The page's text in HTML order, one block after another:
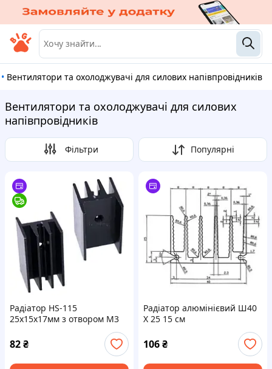
• Вентилятори та охолоджувачі для силових напівпровідників
Вентилятори та охолоджувачі для силових
напівпровідників
Фільтри Популярні
Радіатор HS-115
25х15х17мм з отвором M3
82₴
Радіатор алюмінієвий Ш40
Х 25 15 см
106₴